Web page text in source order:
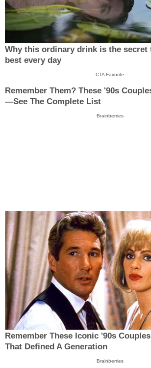
Why this ordinary drink is the secret
best every day
CTA Favorite
Remember Them? These '90s
—See The Complete List
Brainberries
Remember These Iconic '90s
That Defined A Generation
Brainberries